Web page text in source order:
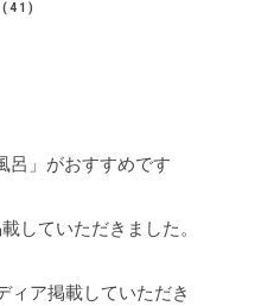
(41)
呂」がおすすめです
していただきました。
ィア掲載していただき